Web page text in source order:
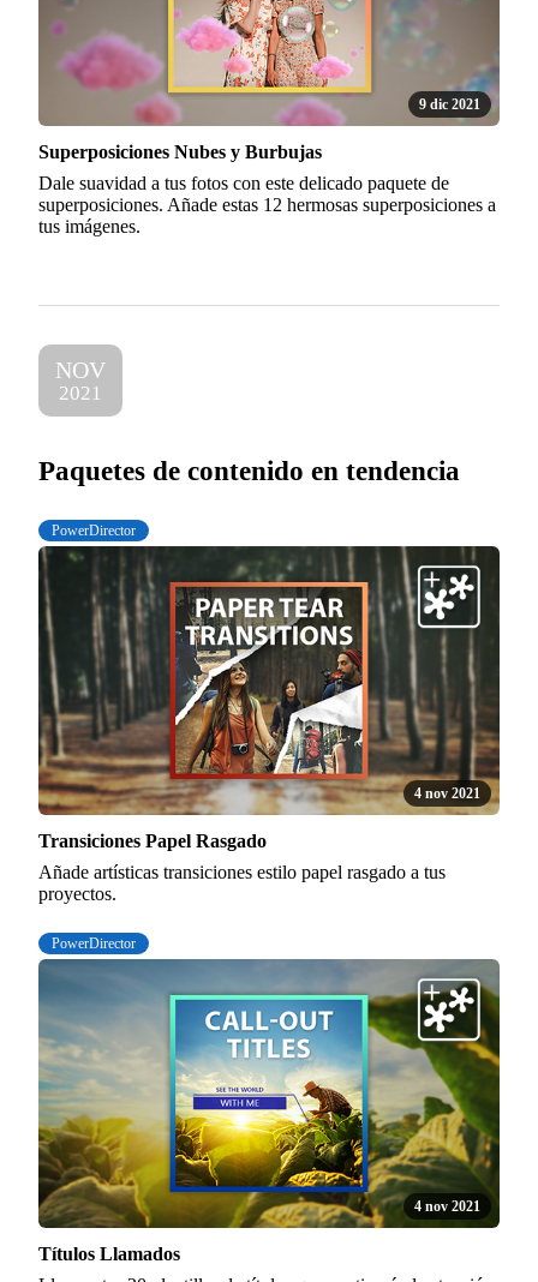
9 dic 2021
Superposiciones Nubes y Burbujas
Dale suavidad a tus fotos con este delicado paquete de
superposiciones. Añade estas 12 hermosas superposiciones a
tus imágenes.
NOV
2021
Paquetes de contenido en tendencia
PowerDirector
4 nov 2021
Transiciones Papel Rasgado
Añade artísticas transiciones estilo papel rasgado a tus
proyectos.
PowerDirector
4 nov 2021
Títulos Llamados